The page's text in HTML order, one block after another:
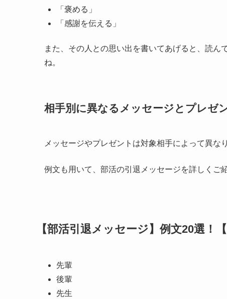
「褒める」
「感謝を伝える」
また、その人との思い出を書いてあげると、読
ね。
相手別に異なるメッセージとプレゼ
メッセージやプレゼントは対象相手によって異な
例文も用いて、部活の引退メッセージを詳しくご
【部活引退メッセージ】例文20選！
先輩
後輩
先生